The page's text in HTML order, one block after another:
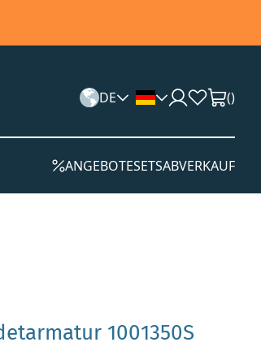
DE ()
ANGEBOTESETSABVERKAUF
1001350S